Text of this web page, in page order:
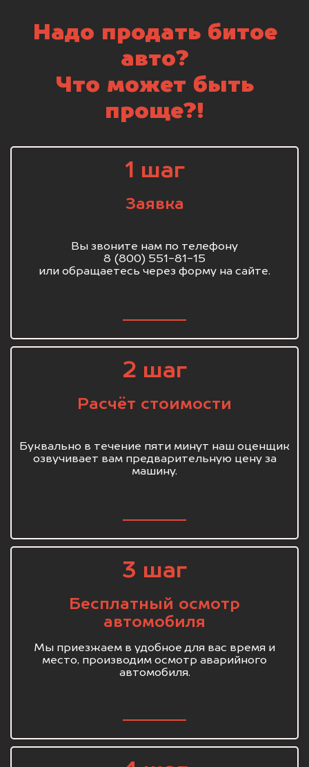
Надо продать битое
авто?
Что может быть
проще?!
1 шаг
Заявка
Вы звоните нам по телефону
8 (800) 551-81-15
или обращаетесь через форму на сайте.
2 шаг
Расчёт стоимости
Буквально в течение пяти минут наш оценщик
озвучивает вам предварительную цену за
машину.
3 шаг
Бесплатный осмотр
автомобиля
Мы приезжаем в удобное для вас время и
место, производим осмотр аварийного
автомобиля.